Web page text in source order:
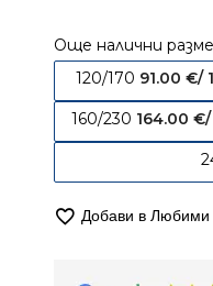
Още налични
120/170 91.00 €/
160/230 164.00 €/
Добави в Любими